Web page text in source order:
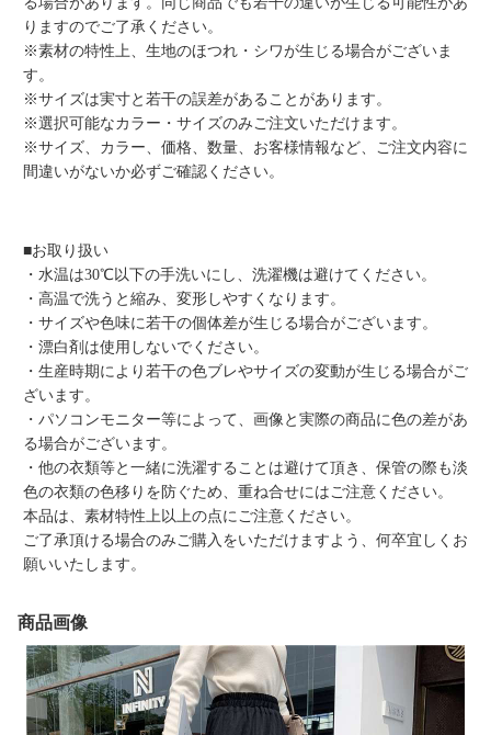
りますのでご了承ください。
※素材の特性上、生地のほつれ・シワが生じる場合がございま
す。
※サイズは実寸と若干の誤差があることがあります。
※選択可能なカラー・サイズのみご注文いただけます。
※サイズ、カラー、価格、数量、お客様情報など、ご注文内容に
間違いがないか必ずご確認ください。
■お取り扱い
・水温は30℃以下の手洗いにし、洗濯機は避けてください。
・高温で洗うと縮み、変形しやすくなります。
・サイズや色味に若干の個体差が生じる場合がございます。
・漂白剤は使用しないでください。
・生産時期により若干の色ブレやサイズの変動が生じる場合がご
ざいます。
・パソコンモニター等によって、画像と実際の商品に色の差があ
る場合がございます。
・他の衣類等と一緒に洗濯することは避けて頂き、保管の際も淡
色の衣類の色移りを防ぐため、重ね合せにはご注意ください。
本品は、素材特性上以上の点にご注意ください。
ご了承頂ける場合のみご購入をいただけますよう、何卒宜しくお
願いいたします。
商品画像